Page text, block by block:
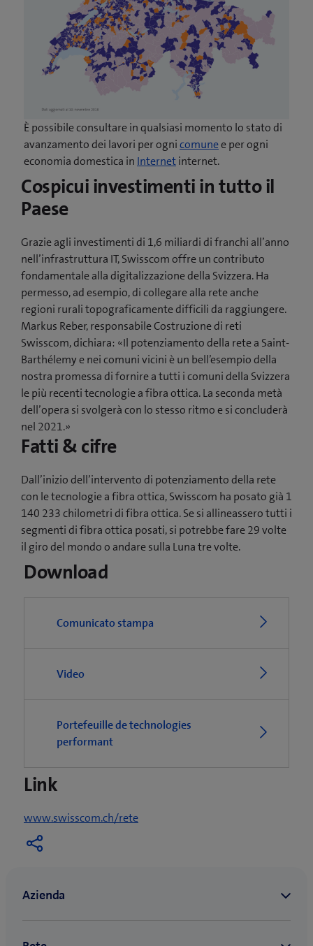
È possibile consultare in qualsiasi momento lo stato di
avanzamento dei lavori per ognicomunee per ogni
economia domestica in Internetinternet.
Cospicui investimenti in tutto il
Paese
Grazie agli investimenti di 1,6 miliardi di franchi all’anno
nell’infrastruttura IT, Swisscom offre un contributo
fondamentale alla digitalizzazione della Svizzera. Ha
permesso, ad esempio, di collegare alla rete anche
regioni rurali topograficamente difficili da raggiungere.
Markus Reber, responsabile Costruzione di reti
Swisscom, dichiara: «Il potenziamento della rete a Saint-
Barthélemy e nei comuni vicini è un bell’esempio della
nostra promessa di fornire a tutti i comuni della Svizzera
le più recenti tecnologie a fibra ottica. La seconda metà
dell’opera si svolgerà con lo stesso ritmo e si concluderà
nel 2021.»
Fatti & cifre
Dall’inizio dell’intervento di potenziamento della rete
con le tecnologie a fibra ottica, Swisscom ha posato già 1
140 233 chilometri di fibra ottica. Se si allineassero tutti i
segmenti di fibra ottica posati, si potrebbe fare 29 volte
il giro del mondo o andare sulla Luna tre volte.
Download
Comunicato stampa
Video
Portefeuille de technologies
performant
Link
www.swisscom.ch/rete